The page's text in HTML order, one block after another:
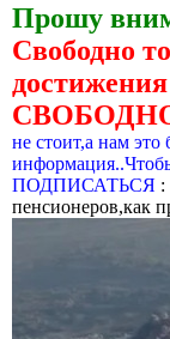
Прошу
Свободно
не стоит,а нам
ПОДПИСАТЬСЯ :
пенсионеров,как